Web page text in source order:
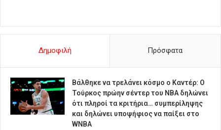
Δημοφιλή Πρόσφατα
Βάλθηκε να τρελάνει κόσμο ο Καντέρ: Ο
Τούρκος πρώην σέντερ του NBA δηλώνει
ότι πληροί τα κριτήρια… συμπερίληψης
και δηλώνει υποψήφιος να παίξει στο
WNBA